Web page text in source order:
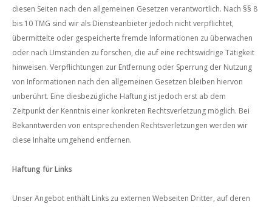
diesen Seiten nach den allgemeinen Gesetzen verantwortlich. Nach §§ 8
bis 10 TMG sind wir als Diensteanbieter jedoch nicht verpflichtet,
übermittelte oder gespeicherte fremde Informationen zu überwachen
oder nach Umständen zu forschen, die auf eine rechtswidrige Tätigkeit
hinweisen. Verpflichtungen zur Entfernung oder Sperrung der Nutzung
von Informationen nach den allgemeinen Gesetzen bleiben hiervon
unberührt. Eine diesbezügliche Haftung ist jedoch erst ab dem
Zeitpunkt der Kenntnis einer konkreten Rechtsverletzung möglich. Bei
Bekanntwerden von entsprechenden Rechtsverletzungen werden wir
diese Inhalte umgehend entfernen.
Haftung für Links
Unser Angebot enthält Links zu externen Webseiten Dritter, auf deren